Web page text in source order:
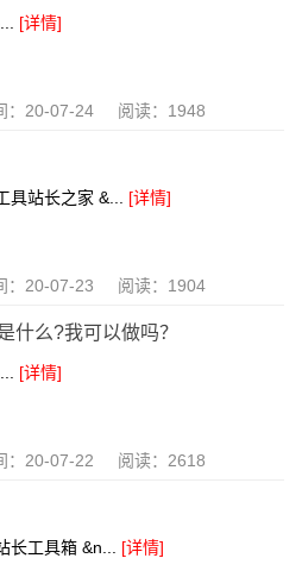
[详情]
：20-07-24 阅读：1948
站长之家 &... [详情]
：20-07-23 阅读：1904
什么?我可以做吗？
[详情]
：20-07-22 阅读：2618
长工具箱 &n... [详情]